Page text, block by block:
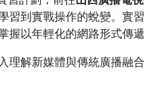
到實戰操作的蛻變。實
以年輕化的網路形式傳遞
解新媒體與傳統廣播融